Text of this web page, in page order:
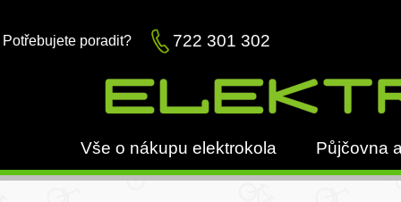
Potřebujete poradit? 722 301 302
Vše o nákupu elektrokola Půjčovna